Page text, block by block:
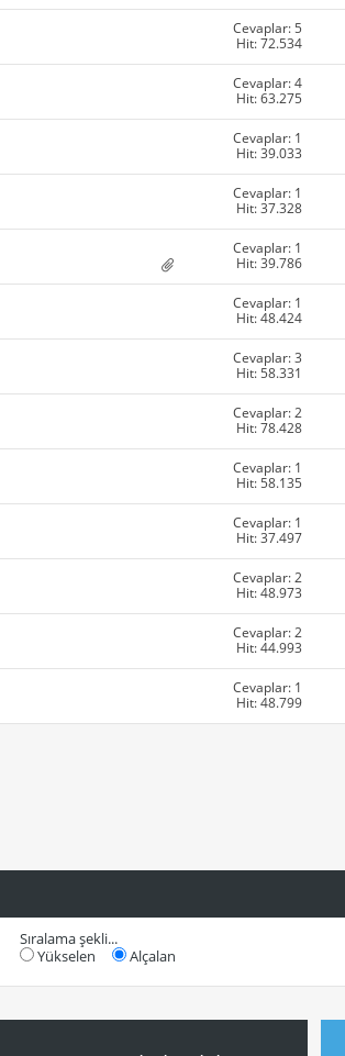
Cevaplar: 5
Hit: 72.534
Cevaplar: 4
Hit: 63.275
Cevaplar: 1
Hit: 39.033
Cevaplar: 1
Hit: 37.328
Cevaplar: 1
Hit: 39.786
Cevaplar: 1
Hit: 48.424
Cevaplar: 3
Hit: 58.331
Cevaplar: 2
Hit: 78.428
Cevaplar: 1
Hit: 58.135
Cevaplar: 1
Hit: 37.497
Cevaplar: 2
Hit: 48.973
Cevaplar: 2
Hit: 44.993
Cevaplar: 1
Hit: 48.799
Sıralama şekli...
Yükselen
Alçalan